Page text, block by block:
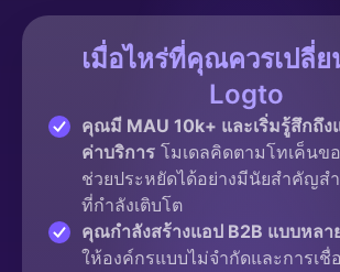
เมื่อไหร่ที่คุณควรเปลี่
Logto
คุณมี MAU 10k+ และเริ่มรู้สึกถึง
ค่าบริการ โมเดลคิดตามโทเค็นข
ช่วยประหยัดได้อย่างมีนัยสำคัญส
ที่กำลังเติบโต
คุณกำลังสร้างแอป B2B แบบหลา
ให้องค์กรแบบไม่จำกัดและการเชื่